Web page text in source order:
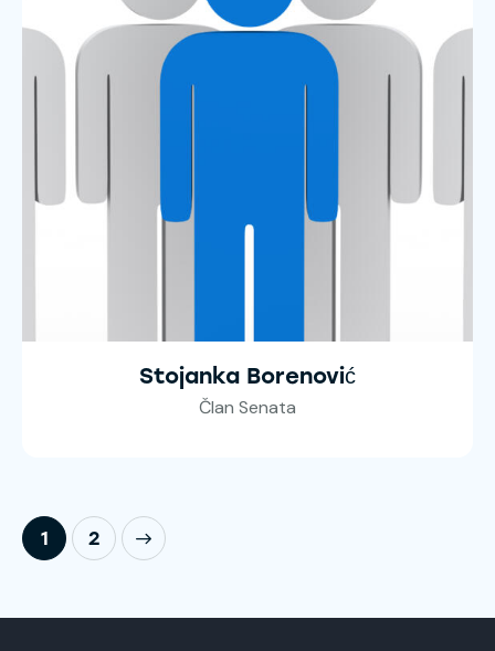
Stojanka Borenović
Član Senata
1 2